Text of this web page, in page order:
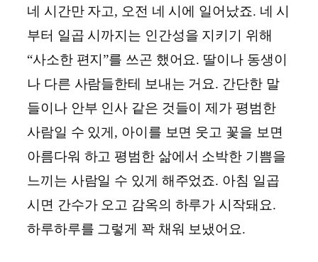
네 시간만 자고, 오전 네 시에 일어났죠. 네 시
부터 일곱 시까지는 인간성을 지키기 위해
“사소한 편지”를 쓰곤 했어요. 딸이나 동생이
나 다른 사람들한테 보내는 거요. 간단한 말
들이나 안부 인사 같은 것들이 제가 평범한
사람일 수 있게, 아이를 보면 웃고 꽃을 보면
아름다워 하고 평범한 삶에서 소박한 기쁨을
느끼는 사람일 수 있게 해주었죠. 아침 일곱
시면 간수가 오고 감옥의 하루가 시작돼요.
하루하루를 그렇게 꽉 채워 보냈어요.